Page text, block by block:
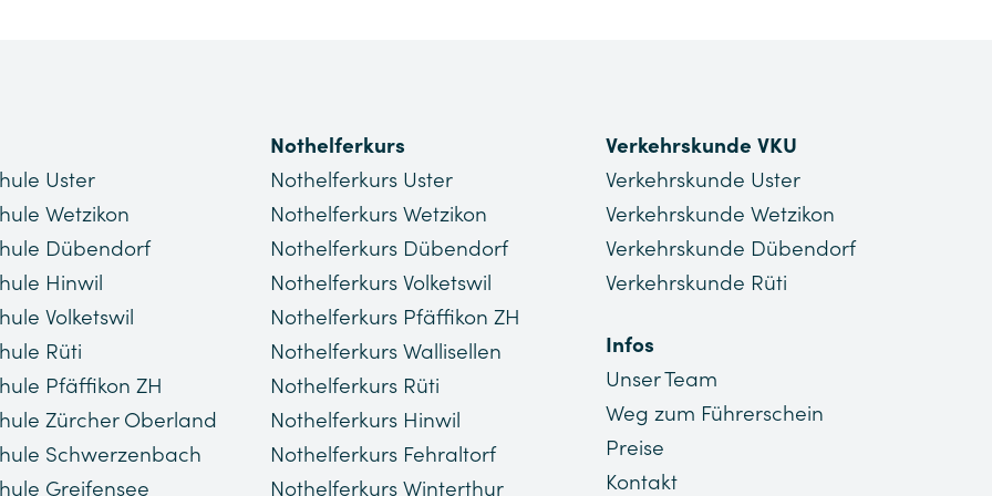
Uster
Wetzikon
Dübendorf
Hinwil
Volketswil
Rüti
Pfäffikon ZH
Zürcher Oberland
Schwerzenbach
Greifensee
Nothelferkurs
Nothelferkurs Uster
Nothelferkurs Wetzikon
Nothelferkurs Dübendorf
Nothelferkurs Volketswil
Nothelferkurs Pfäffikon ZH
Nothelferkurs Wallisellen
Nothelferkurs Rüti
Nothelferkurs Hinwil
Nothelferkurs Fehraltorf
Nothelferkurs Winterthur
Verkehrskunde VKU
Verkehrskunde Uster
Verkehrskunde Wetzikon
Verkehrskunde Dübendorf
Verkehrskunde Rüti
Infos
Unser Team
Weg zum Führerschein
Preise
Kontakt